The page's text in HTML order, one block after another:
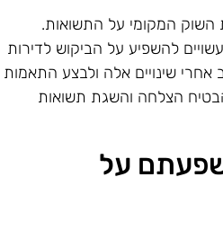
המקומי על התשואות.
להשפיע על הביקוש לדירות
שינויים אלה ולבצע התאמות
הצלחה והשגת תשואות
על